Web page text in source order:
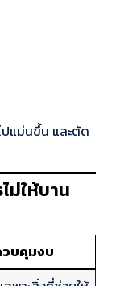
ปแม่นขึ้น และตัด
ม่ให้บาน
บคุมงบ